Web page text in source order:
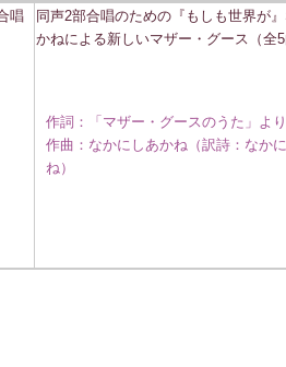
唱
同声2部合唱のための『もしも世界が
かねによる新しいマザー・グース（全5
作詞：「マザー・グースのうた」より
作曲：なかにしあかね（訳詩：なか
ね）